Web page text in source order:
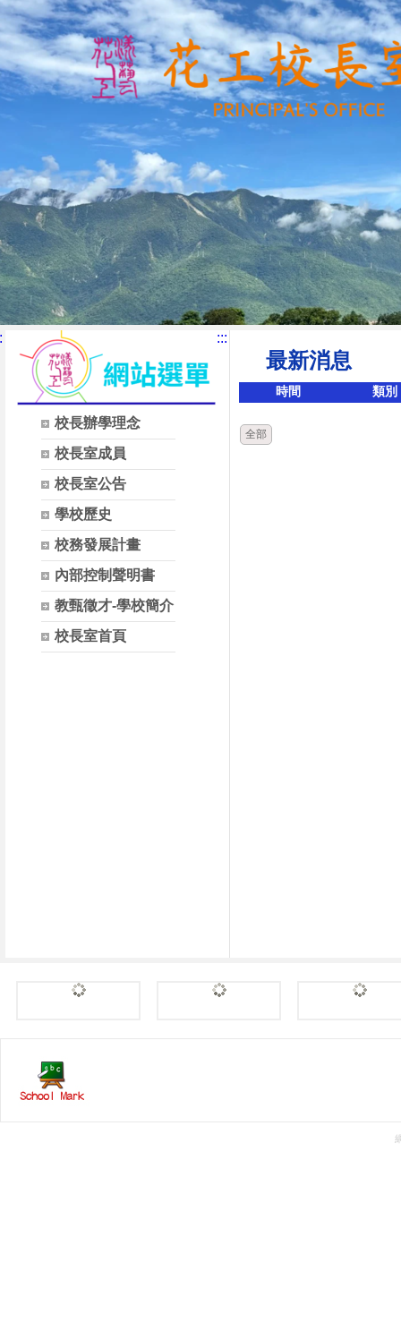
校長辦學理念
校長室成員
校長室公告
學校歷史
校務發展計畫
內部控制聲明書
教甄徵才-學校簡介
校長室首頁
:::
最新消息
時間 類別
全部